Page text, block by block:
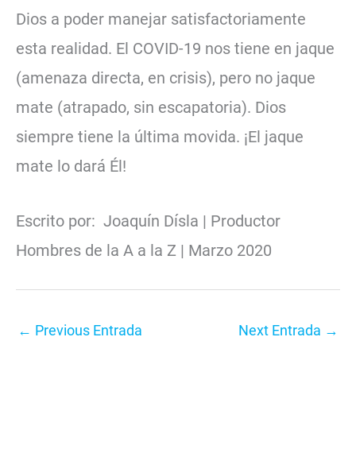
Dios a poder manejar satisfactoriamente
esta realidad. El COVID-19 nos tiene en jaque
(amenaza directa, en crisis), pero no jaque
mate (atrapado, sin escapatoria). Dios
siempre tiene la última movida. ¡El jaque
mate lo dará Él!
Escrito por: Joaquín Dísla | Productor
Hombres de la A a la Z | Marzo 2020
← Previous Entrada Next Entrada →